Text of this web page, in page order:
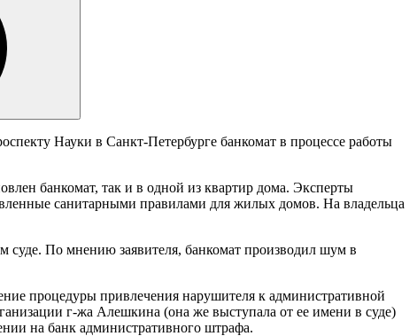
Науки в Санкт-Петербурге банкомат в процессе работы
банкомат, так и в одной из квартир дома. Эксперты
санитарными правилами для жилых домов. На владельца
суде. По мнению заявителя, банкомат производил шум в
процедуры привлечения нарушителя к административной
г-жа Алешкина (она же выступала от ее имени в суде)
на банк административного штрафа.